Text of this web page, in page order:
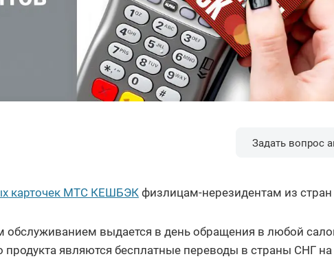
Задать вопрос
карточек МТС КЕШБЭКфизлицам-нерезидентам из
обслуживанием выдается в день обращения в любой
являются бесплатные переводы в страны СНГ на